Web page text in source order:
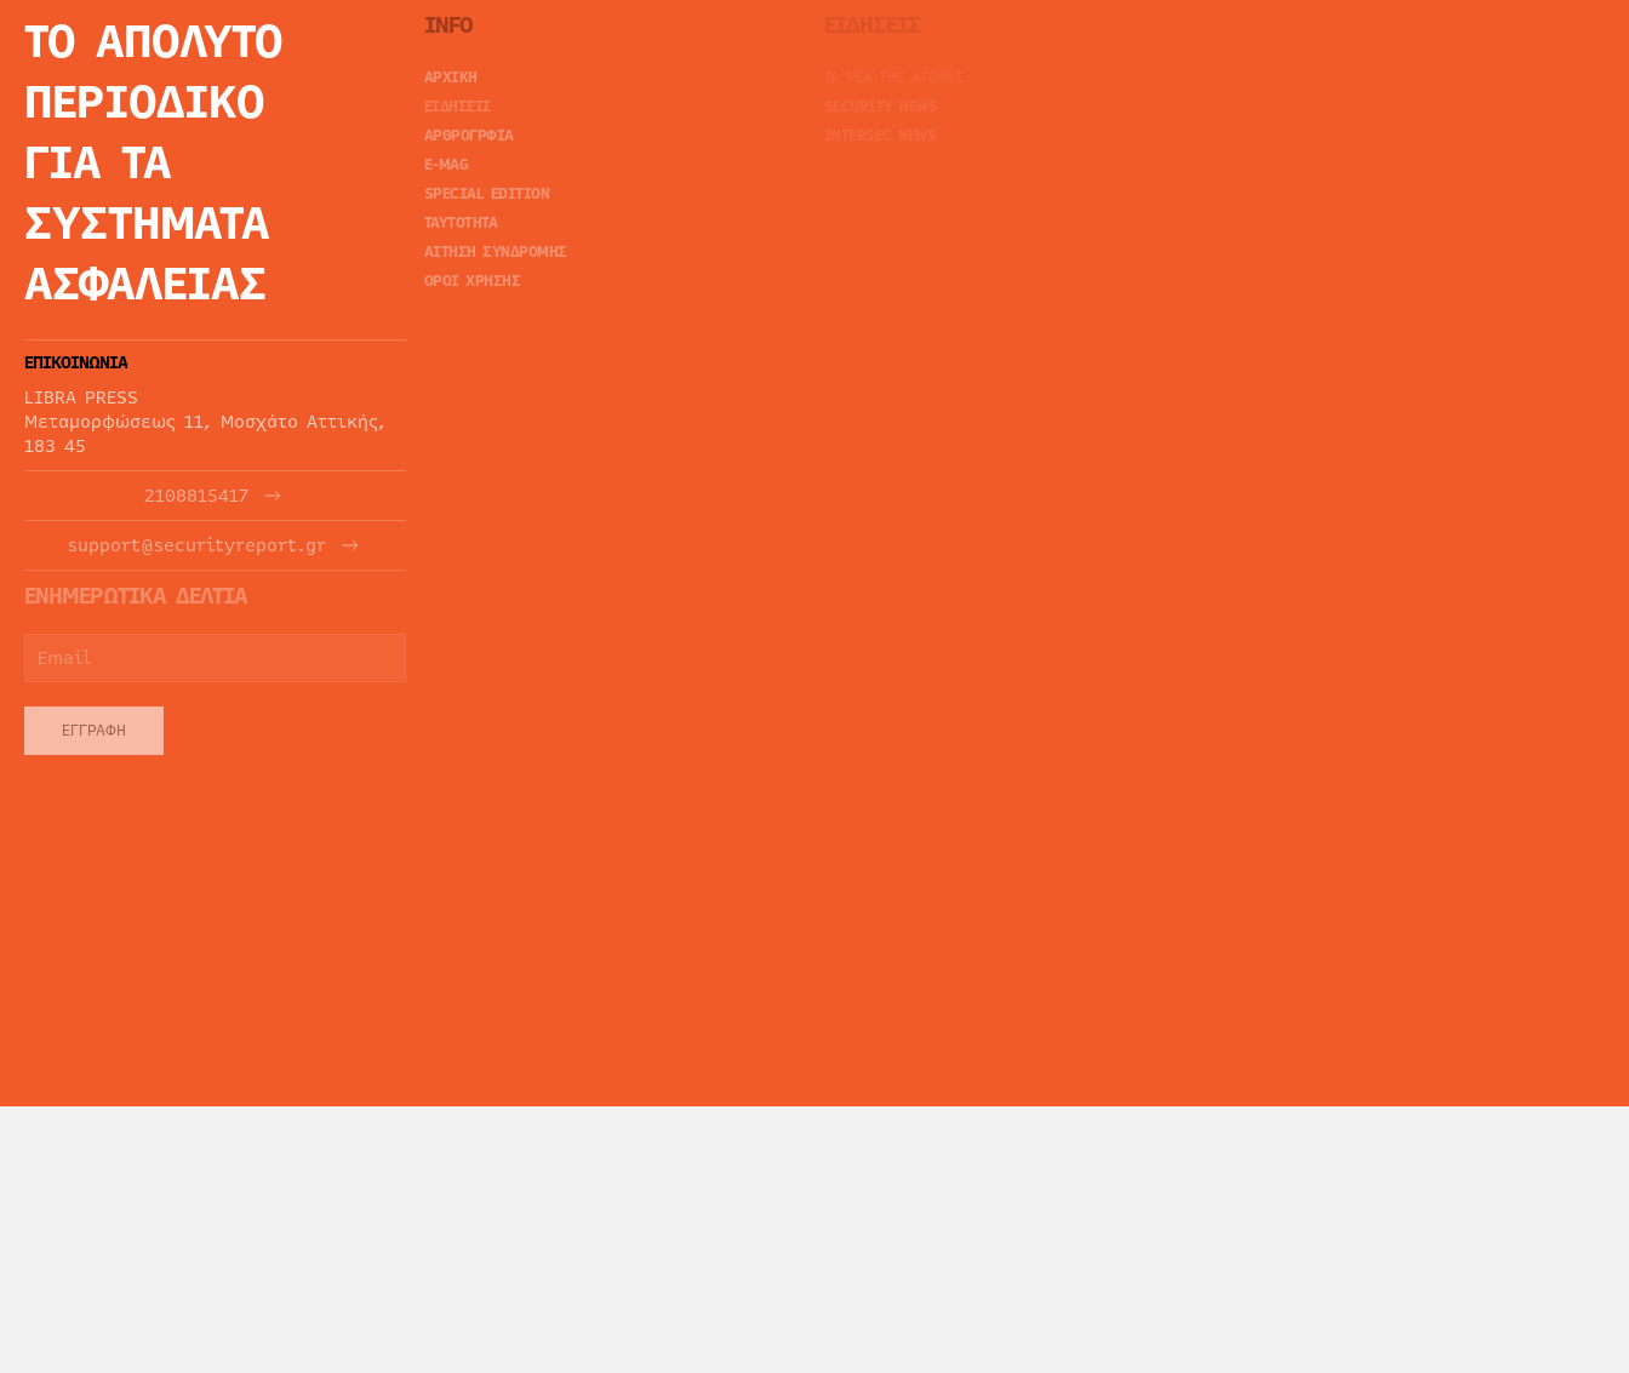
ΤΟ ΑΠΟΛΥΤΟ
ΠΕΡΙΟΔΙΚΟ
ΓΙΑ ΤΑ
ΣΥΣΤΗΜΑΤΑ
ΑΣΦΑΛΕΙΑΣ
ΕΠΙΚΟΙΝΩΝΙΑ
LIBRA PRESS
Μεταμορφώσεως 11, Μοσχάτο Αττικής,
183 45
2108815417
support@securityreport.gr
ΕΝΗΜΕΡΩΤΙΚΑ ΔΕΛΤΙΑ
ΕΓΓΡΑΦΉ
INFO
ΑΡΧΙΚΗ
ΕΙΔΗΣΕΙΣ
ΑΡΘΡΟΓΡΦΙΑ
E-MAG
SPECIAL EDITION
ΤΑΥΤΟΤΗΤΑ
ΑΙΤΗΣΗ ΣΥΝΔΡΟΜΗΣ
ΟΡΟΙ ΧΡΗΣΗΣ